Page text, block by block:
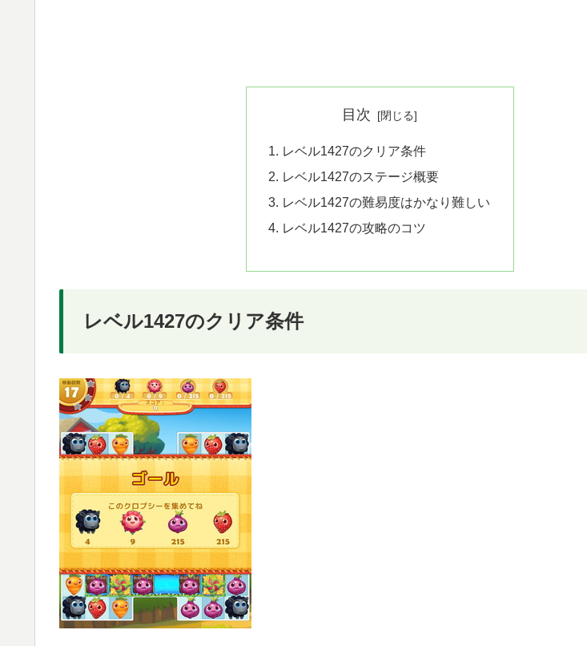
目次
レベル1427のクリア条件
レベル1427のステージ概要
レベル1427の難易度はかなり難しい
レベル1427の攻略のコツ
レベル1427のクリア条件